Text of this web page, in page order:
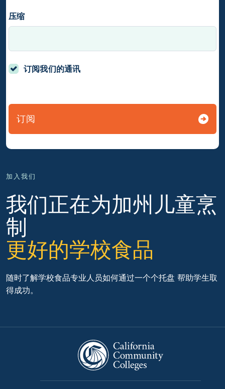
加入我们
我们正在为加州儿童烹
制
更好的学校食品
随时了解学校食品专业人员如何通过一个个托盘 帮助学生取
得成功。
压缩
订阅我们的通讯